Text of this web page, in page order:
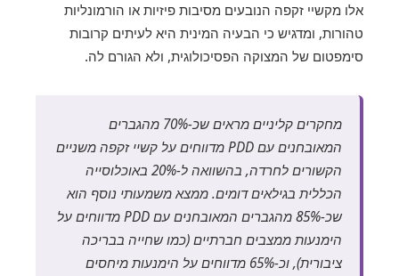
אלו מקשיי זקפה הנובעים מסיבות פיזיות או הורמונליות
טהורות, ומדגיש כי הבעיה המינית היא לעיתים קרובות
סימפטום של המצוקה הפסיכולוגית, ולא הגורם לה.
מחקרים קליניים מראים שכ-70% מהגברים
המאובחנים עם PDD מדווחים על קשיי זקפה משניים
הקשורים לחרדה, בהשוואה ל-20% באוכלוסייה
הכללית בגילאים דומים. ממצא משמעותי נוסף הוא
שכ-85% מהגברים המאובחנים עם PDD מדווחים על
הימנעות ממצבים חברתיים (כמו שחייה בבריכה
ציבורית), וכ-65% מדווחים על הימנעות מיחסים